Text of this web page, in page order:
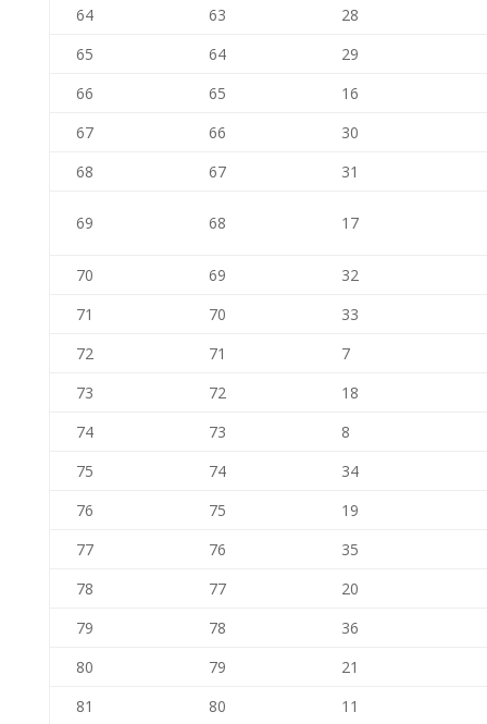
64
63
28
65
64
29
66
65
16
67
66
30
68
67 31
69 68 17
70 69
32
71
70
33
72
71
7
73
72
18
74
73
8
75
74
34
76
75
19
77
76
35
78
77
20
79
78
36
80
79
21
81
80 11